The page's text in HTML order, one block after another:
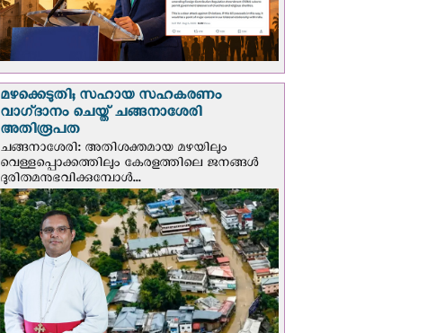
മഴക്കെടുതി; സഹായ സഹകരണം
വാഗ്‌ദാനം ചെയ്ത് ചങ്ങനാശേരി
അതിരൂപത
ചങ്ങനാശേരി: അതിശക്തമായ മഴയിലും
വെള്ളപ്പൊക്കത്തിലും കേരളത്തിലെ ജനങ്ങൾ
ദുരിതമനുഭവിക്കുമ്പോൾ...